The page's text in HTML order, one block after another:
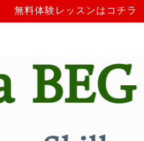
無料体験レッスンはコチラ